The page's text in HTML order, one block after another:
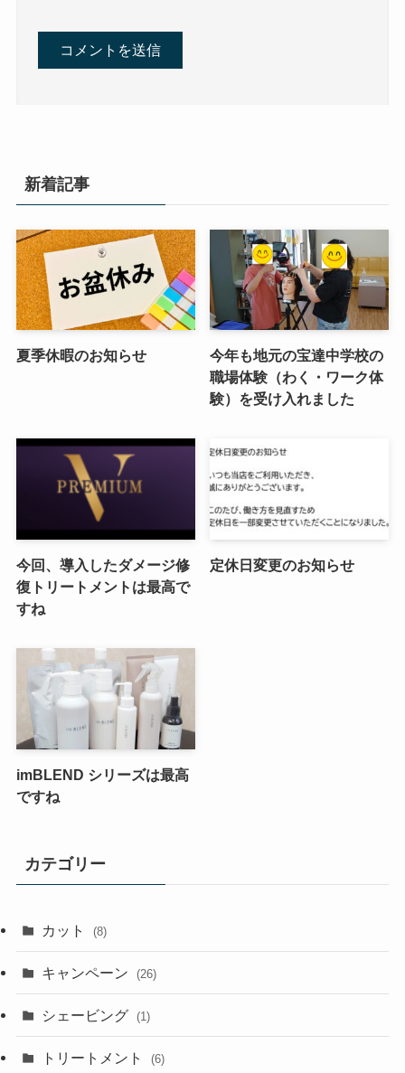
新着記事
夏季休暇のお知らせ
今年も地元の宝達中学校の
職場体験（わく・ワーク体
験）を受け入れました
今回、導入したダメージ修
復トリートメントは最高で
すね
定休日変更のお知らせ
imBLEND シリーズは最高
ですね
カテゴリー
カット (8)
キャンペーン (26)
シェービング (1)
トリートメント (6)